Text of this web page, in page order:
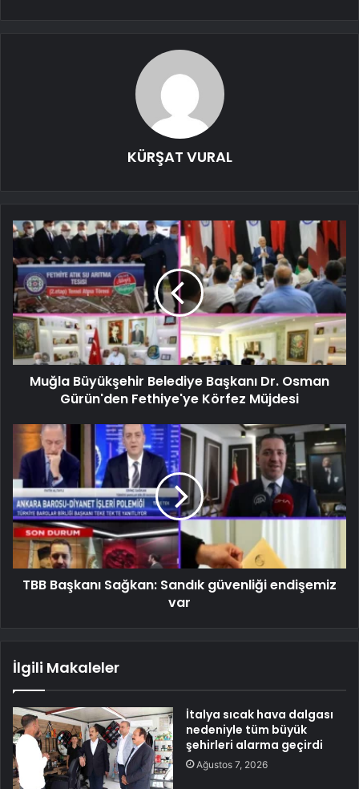
KÜRŞAT VURAL
Muğla Büyükşehir Belediye Başkanı Dr. Osman
Gürün'den Fethiye'ye Körfez Müjdesi
TBB Başkanı Sağkan: Sandık güvenliği endişemiz
var
İlgili Makaleler
İtalya sıcak hava dalgası
nedeniyle tüm büyük
şehirleri alarma geçirdi
Ağustos 7, 2026